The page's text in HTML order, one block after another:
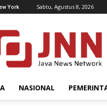
York Sabtu, Agustus 8, 2026
NASIONAL